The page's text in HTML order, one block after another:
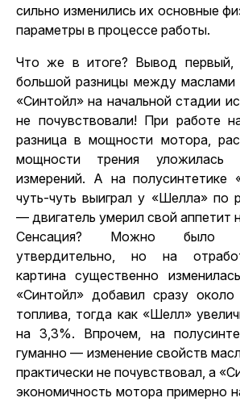
сильно изменились их основные
параметры в процессе работы.
Что же в итоге? Вывод первый,
большой разницы между
«Синтойл» на начальной стадии
не почувствовали! При работе
разница в мощности мотора,
мощности трения уложилась
измерений. А на полусинтетике
чуть-чуть выиграл у «Шелла» по
— двигатель умерил свой аппетит
Сенсация? Можно было
утвердительно, но на
картина существенно
«Синтойл» добавил сразу
топлива, тогда как «Шелл»
на 3,3%. Впрочем, на
гуманно — изменение свойств
практически не почувствовал, а
экономичность мотора примерно